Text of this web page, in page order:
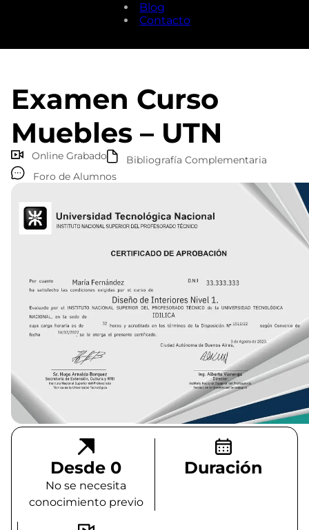
Blog
Contacto
Examen Curso
Muebles – UTN
Online Grabado
Bibliografía Complementaria
Foro de Alumnos
Desde 0
No se necesita
conocimiento previo
Duración